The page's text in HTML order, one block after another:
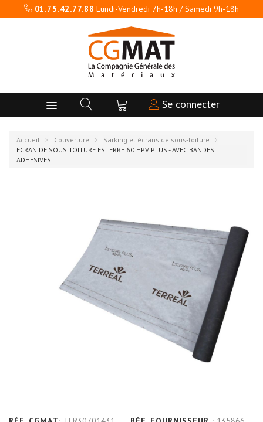
01.75.42.77.88 Lundi-Vendredi 7h-18h / Samedi 9h-18h
Se connecter
Accueil Couverture
Sarking et écrans de sous-toiture
ÉCRAN DE SOUS TOITURE ESTERRE 60 HPV PLUS - AVEC BANDES
ADHESIVES